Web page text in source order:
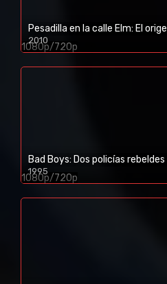
2010
1080p/720p
1995
1080p/720p